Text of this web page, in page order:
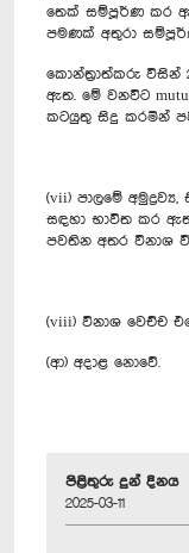
තෙක් සම්පූර්ණ කර
පමණක් අතුරා
කොන්ත්‍රාත්කරු විසින්
ඇත. මේ වනවිට
කට‍යුතු සිදු කරමින්
(vii) පාලමේ
සඳහා භාවිත කර
පවතින අතර විනාශ
(viii) විනාශ වෙච්ච
(ආ) අදාළ නොවේ.
පිළිතුරු දුන් දිනය
2025-03-11